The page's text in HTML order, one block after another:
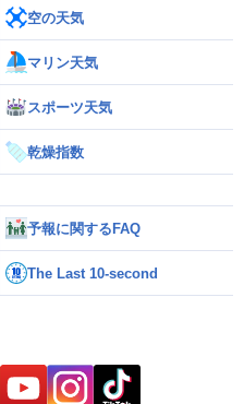
空の天気
マリン天気
スポーツ天気
乾燥指数
予報に関するFAQ
The Last 10-second